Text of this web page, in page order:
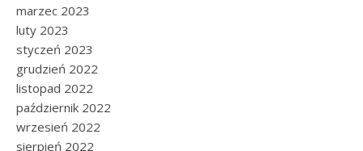
marzec 2023
luty 2023
styczeń 2023
grudzień 2022
listopad 2022
październik 2022
wrzesień 2022
sierpień 2022